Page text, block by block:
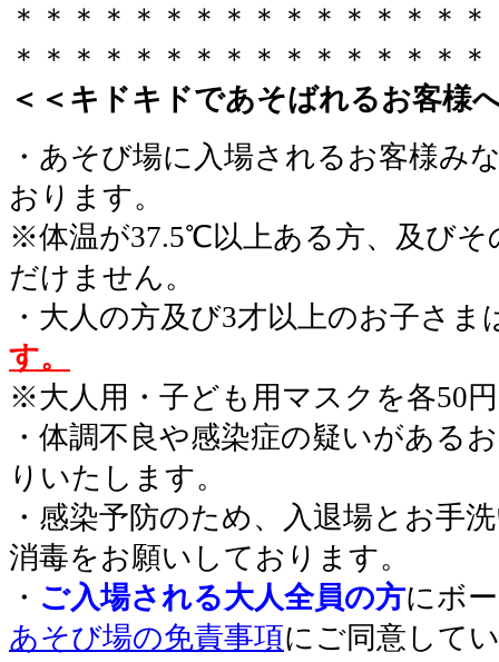
＊＊＊＊＊＊＊＊＊＊＊＊＊＊＊
＊＊＊＊＊＊＊＊＊＊＊＊＊＊＊＊
＜＜キドキドであそばれるお客様
・あそび場に入場されるお客様み
おります。
※体温が37.5℃以上ある方、及びそ
だけません。
・大人の方及び3才以上のお子さま
す。
※大人用・子ども用マスクを各50
・体調不良や感染症の疑いがある
りいたします。
・感染予防のため、入退場とお手
消毒をお願いしております。
・ ご入場される大人全員の方にボ
あそび場の免責事項にご同意して